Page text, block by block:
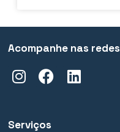
Acompanhe nas redes
Serviços